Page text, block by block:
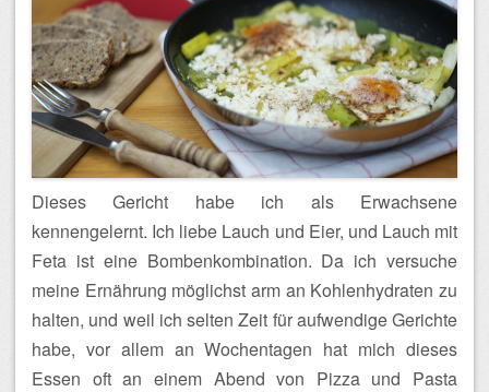
Dieses Gericht habe ich als Erwachsene
kennengelernt. Ich liebe Lauch und Eier, und Lauch mit
Feta ist eine Bombenkombination. Da ich versuche
meine Ernährung möglichst arm an Kohlenhydraten zu
halten, und weil ich selten Zeit für aufwendige Gerichte
habe, vor allem an Wochentagen hat mich dieses
Essen oft an einem Abend von Pizza und Pasta